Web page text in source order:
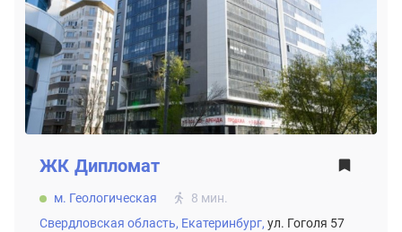
ЖК Дипломат
м. Геологическая
8 мин.
Свердловская область, Екатеринбург, ул. Гоголя 57